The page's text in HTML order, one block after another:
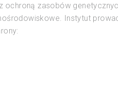
ochroną zasobów
Instytut